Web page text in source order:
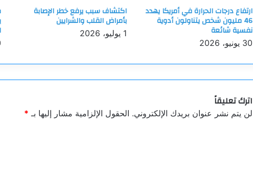
نزع
سلاح
المقاومة
اكتشاف سبب يرفع خطر الإصابة
بأمراض القلب والشرايين
1 يوليو، 2026
ارتفاع درجات الحرارة في أمريكا يهدد
46 مليون شخص يتناولون أدوية
نفسية شائعة
30 يونيو، 2026
اترك تعليقاً
لن يتم نشر عنوان بريدك الإلكتروني. الحقول الإلزامية مشار إليها بـ *